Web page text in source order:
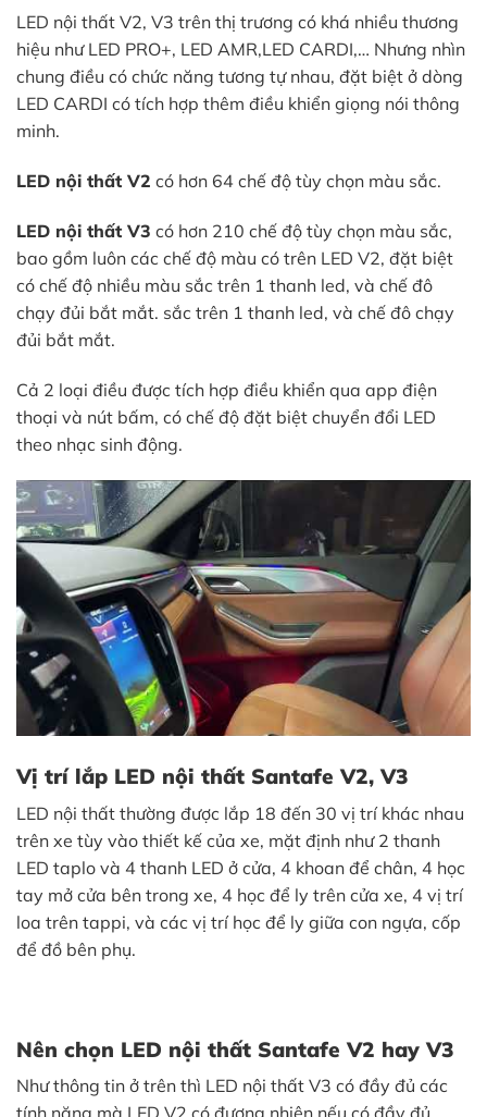
LED nội thất V2, V3 trên thị trương có khá nhiều thương
hiệu như LED PRO+, LED AMR,LED CARDI,… Nhưng nhìn
chung điều có chức năng tương tự nhau, đặt biệt ở dòng
LED CARDI có tích hợp thêm điều khiển giọng nói thông
minh.
LED nội thất V2 có hơn 64 chế độ tùy chọn màu sắc.
LED nội thất V3 có hơn 210 chế độ tùy chọn màu sắc,
bao gồm luôn các chế độ màu có trên LED V2, đặt biệt
có chế độ nhiều màu sắc trên 1 thanh led, và chế đô
chạy đủi bắt mắt. sắc trên 1 thanh led, và chế đô chạy
đủi bắt mắt.
Cả 2 loại điều được tích hợp điều khiển qua app điện
thoại và nút bấm, có chế độ đặt biệt chuyển đổi LED
theo nhạc sinh động.
Vị trí lắp LED nội thất SantafeV2, V3
LED nội thất thường được lắp 18 đến 30 vị trí khác nhau
trên xe tùy vào thiết kế của xe, mặt định như 2 thanh
LED taplo và 4 thanh LED ở cửa, 4 khoan để chân, 4 học
tay mở cửa bên trong xe, 4 học để ly trên cửa xe, 4 vị trí
loa trên tappi, và các vị trí học để ly giữa con ngựa, cốp
để đồ bên phụ.
Nên chọn LED nội thất SantafeV2 hay V3
Như thông tin ở trên thì LED nội thất V3 có đầy đủ các